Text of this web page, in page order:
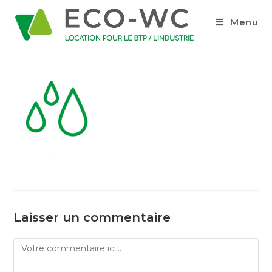
Menu
Laisser un commentaire